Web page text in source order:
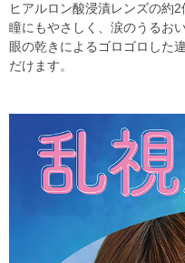
ヒアルロン酸浸漬レンズの約
瞳にもやさしく、涙のうるお
眼の乾きによるゴロゴロした
だけます。